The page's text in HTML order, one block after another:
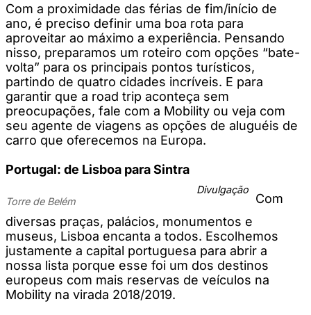
Com a proximidade das férias de fim/início de
ano, é preciso definir uma boa rota para
aproveitar ao máximo a experiência. Pensando
nisso, preparamos um roteiro com opções “bate-
volta” para os principais pontos turísticos,
partindo de quatro cidades incríveis. E para
garantir que a road trip aconteça sem
preocupações, fale com a Mobility ou veja com
seu agente de viagens as opções de aluguéis de
carro que oferecemos na Europa.
Portugal: de Lisboa para Sintra
Divulgação
Torre de Belém
Com
diversas praças, palácios, monumentos e
museus, Lisboa encanta a todos. Escolhemos
justamente a capital portuguesa para abrir a
nossa lista porque esse foi um dos destinos
europeus com mais reservas de veículos na
Mobility na virada 2018/2019.